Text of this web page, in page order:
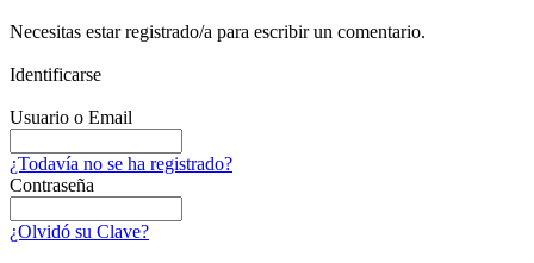
Necesitas estar registrado/a para escribir un comentario.
Identificarse
Usuario o Email
¿Todavía no se ha registrado?
Contraseña
¿Olvidó su Clave?